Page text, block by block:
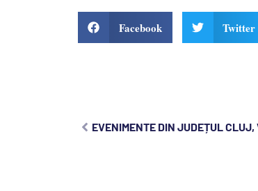
Facebook Twitter
EVENIMENTE DIN JUDEȚUL